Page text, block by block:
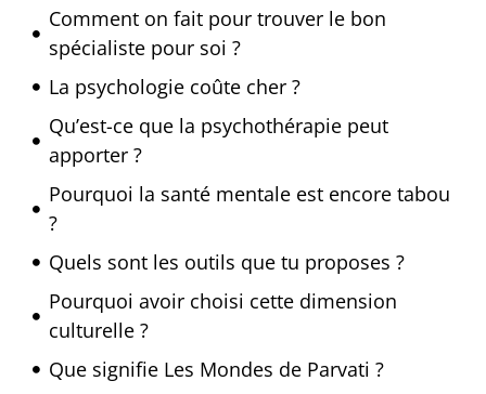
Comment on fait pour trouver le bon
spécialiste pour soi ?
La psychologie coûte cher ?
Qu’est-ce que la psychothérapie peut
apporter ?
Pourquoi la santé mentale est encore tabou
?
Quels sont les outils que tu proposes ?
Pourquoi avoir choisi cette dimension
culturelle ?
Que signifie Les Mondes de Parvati ?